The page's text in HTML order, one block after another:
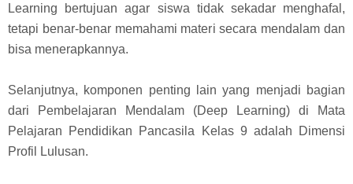
Learning bertujuan agar siswa tidak sekadar menghafal,
tetapi benar-benar memahami materi secara mendalam dan
bisa menerapkannya.
Selanjutnya, komponen penting lain yang menjadi bagian
dari Pembelajaran Mendalam (Deep Learning) di Mata
Pelajaran Pendidikan Pancasila Kelas 9 adalah Dimensi
Profil Lulusan.